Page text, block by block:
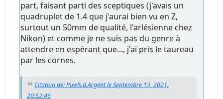
part, faisant parti des sceptiques (j'avais un
quadruplet de 1.4 que j'aurai bien vu en Z,
surtout un 50mm de qualité, l'arlésienne chez
Nikon) et comme je ne suis pas du genre à
attendre en espérant que..., j'ai pris le taureau
par les cornes.
Citation de: Pixels.d.Argent le Septembre 13, 2021,
20:52:46